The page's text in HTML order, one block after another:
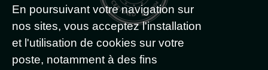
En poursuivant votre navigation sur
nos sites, vous acceptez l'installation
et l'utilisation de cookies sur votre
poste, notamment à des fins